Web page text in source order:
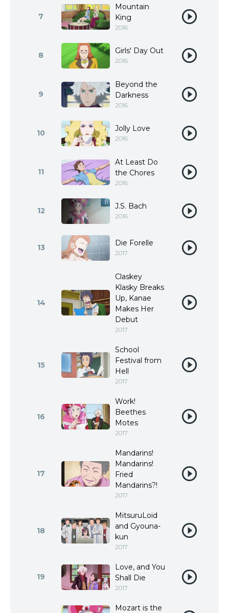
7
Mountain
King
2016
8 Girls' Day Out
2016
9
Beyond the
Darkness
2016
10 Jolly Love
2016
11
At Least Do
the Chores
2016
12 J.S. Bach
2016
13 Die Forelle
2017
14
Claskey
Klasky Breaks
Up, Kanae
Makes Her
Debut
2017
15
School
Festival from
Hell
2017
16
Work!
Beethes
Motes
2017
17
Mandarins!
Mandarins!
Fried
Mandarins?!
2017
18
MitsuruLoid
and Gyouna-
kun
2017
19
Love, and You
Shall Die
2017
Mozart is the